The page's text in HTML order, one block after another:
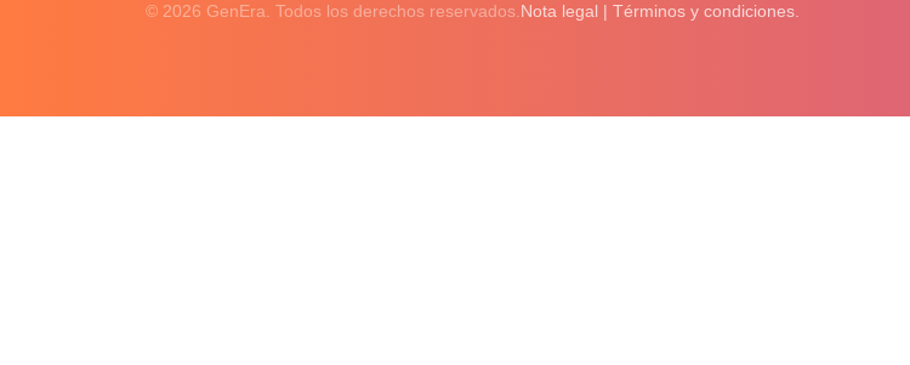
© 2026 GenEra. Todos los derechos reservados. Nota legal | Términos y condiciones.